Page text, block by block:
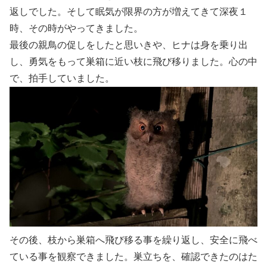
返しでした。そして眠気が限界の方が増えてきて深夜１
時、その時がやってきました。
最後の親鳥の促しをしたと思いきや、ヒナは身を乗り出
し、勇気をもって巣箱に近い枝に飛び移りました。心の中
で、拍手していました。
その後、枝から巣箱へ飛び移る事を繰り返し、安全に飛べ
ている事を観察できました。巣立ちを、確認できたのはた